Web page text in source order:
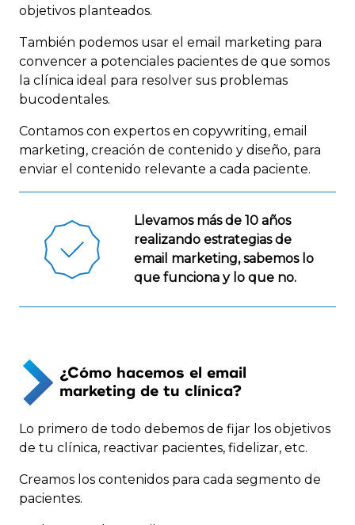
objetivos planteados.
También podemos usar el email marketing para
convencer a potenciales pacientes de que somos
la clínica ideal para resolver sus problemas
bucodentales.
Contamos con expertos en copywriting, email
marketing, creación de contenido y diseño, para
enviar el contenido relevante a cada paciente.
Llevamos más de 10 años
realizando estrategias de
email marketing, sabemos lo
que funciona y lo que no.
¿Cómo hacemos el email
marketing de tu clínica?
Lo primero de todo debemos de fijar los objetivos
de tu clínica, reactivar pacientes, fidelizar, etc.
Creamos los contenidos para cada segmento de
pacientes.